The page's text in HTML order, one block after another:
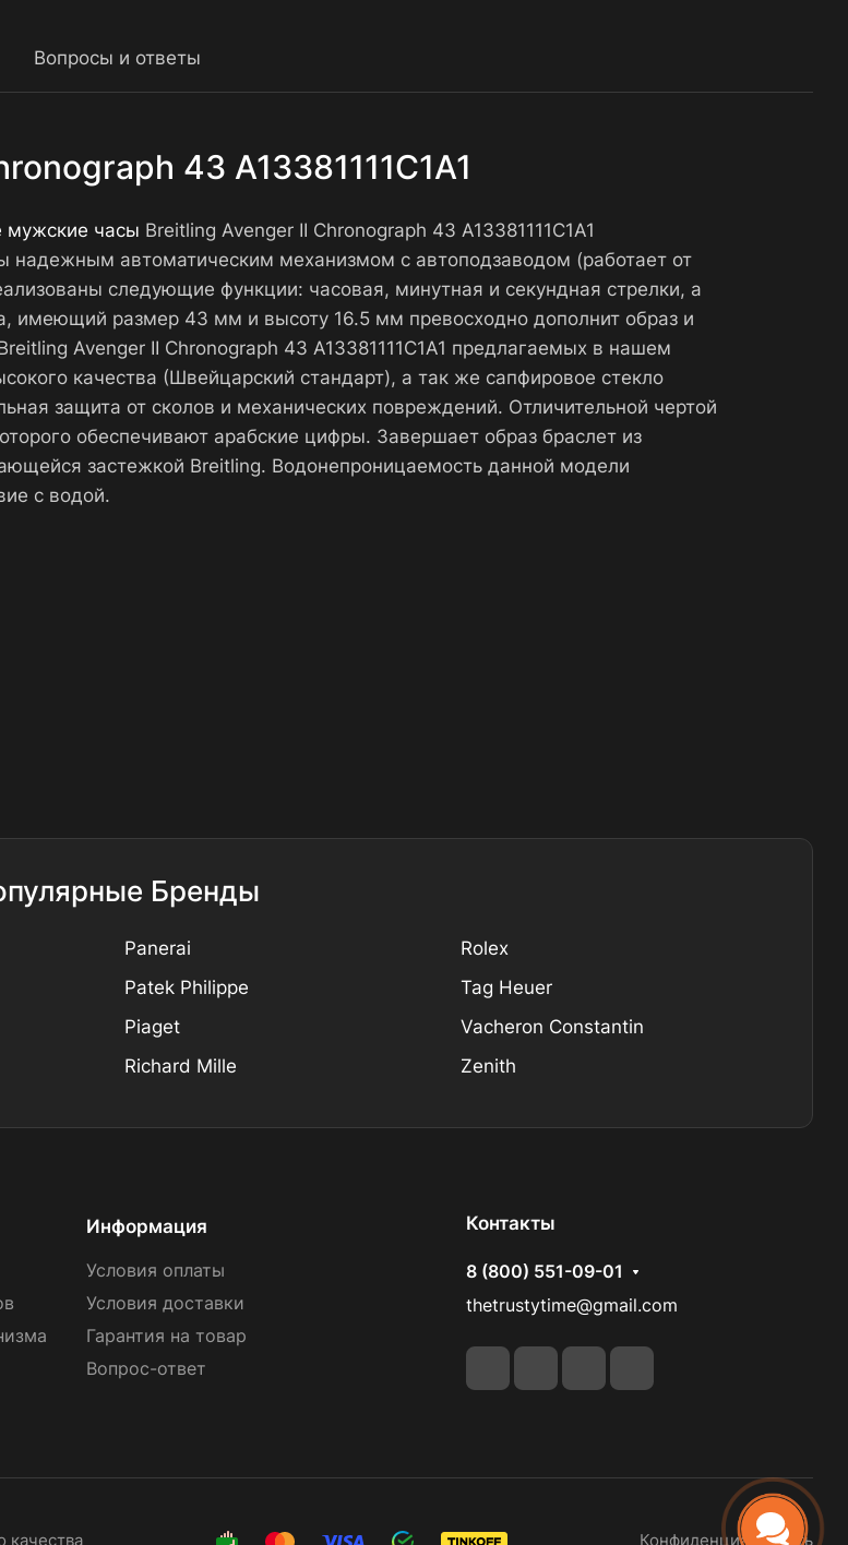
Вопросы и ответы
43 A13381111C1A1
мужские часы Breitling Avenger II Chronograph 43 A13381111C1A1
надежным автоматическим механизмом с автоподзаводом (работает от
следующие функции: часовая, минутная и секундная стрелки, а
имеющий размер 43 мм и высоту 16.5 мм превосходно дополнит образ и
Avenger II Chronograph 43 A13381111C1A1 предлагаемых в нашем
качества (Швейцарский стандарт), а так же сапфировое стекло
защита от сколов и механических повреждений. Отличительной чертой
обеспечивают арабские цифры. Завершает образ браслет из
застежкой Breitling. Водонепроницаемость данной модели
с водой.
Бренды
Panerai
Patek Philippe
Piaget
Richard Mille
Rolex
Tag Heuer
Vacheron Constantin
Zenith
Информация
Условия оплаты
Условия доставки
Гарантия на товар
Вопрос-ответ
Контакты
8 (800) 551-09-01
thetrustytime@gmail.com
качества Конфиденциальность